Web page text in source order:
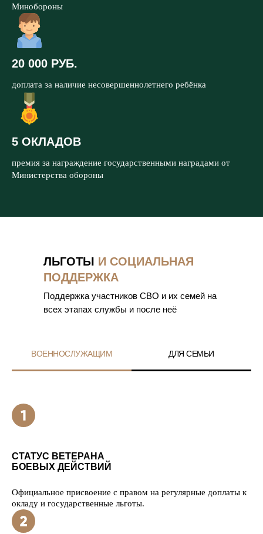
Минобороны
20 000 РУБ.
доплата за наличие несовершеннолетнего ребёнка
5 ОКЛАДОВ
премия за награждение государственными наградами от
Министерства обороны
ЛЬГОТЫ И СОЦИАЛЬНАЯ
ПОДДЕРЖКА
Поддержка участников СВО и их семей на
всех этапах службы и после неё
ВОЕННОСЛУЖАЩИМ ДЛЯ СЕМЬИ
СТАТУС ВЕТЕРАНА
БОЕВЫХ ДЕЙСТВИЙ
Официальное присвоение с правом на регулярные доплаты к
окладу и государственные льготы.